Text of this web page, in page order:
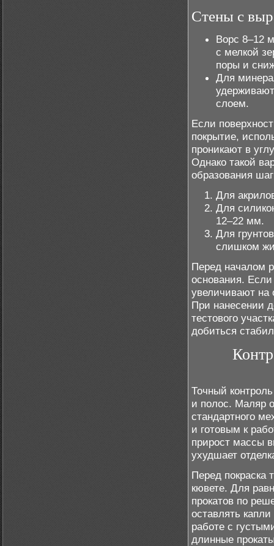
Стены с
Ворс 8–12
с мелкой
поры и
Для
слоем.
Если
покрытие,
проникают в
Однако такой
образования
Для
Для
12–22 мм.
Для
слишком
Перед началом
основания. Если
увеличивают на
При нанесении
тестового
добиться
Точный
и полос. Маляр
стандартного
и готовым к
прирост массы
ухудшает
Перед покраска
кювете. Для
прокатов по
оставлять
работе с
длинные